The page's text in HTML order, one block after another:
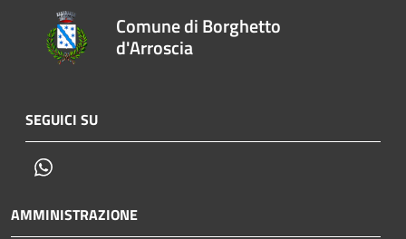
Comune di Borghetto
d'Arroscia
SEGUICI SU
AMMINISTRAZIONE